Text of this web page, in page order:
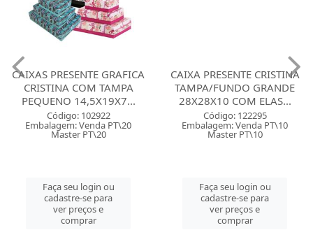
CAIXAS PRESENTE GRAFICA
CRISTINA COM TAMPA
PEQUENO 14,5X19X7...
Código: 102922
Embalagem: Venda PT\20
Master PT\20
Faça seu login ou
cadastre-se para
ver preços e
comprar
CAIXA PRESENTE CRISTINA
TAMPA/FUNDO GRANDE
28X28X10 COM ELAS...
Código: 122295
Embalagem: Venda PT\10
Master PT\10
Faça seu login ou
cadastre-se para
ver preços e
comprar